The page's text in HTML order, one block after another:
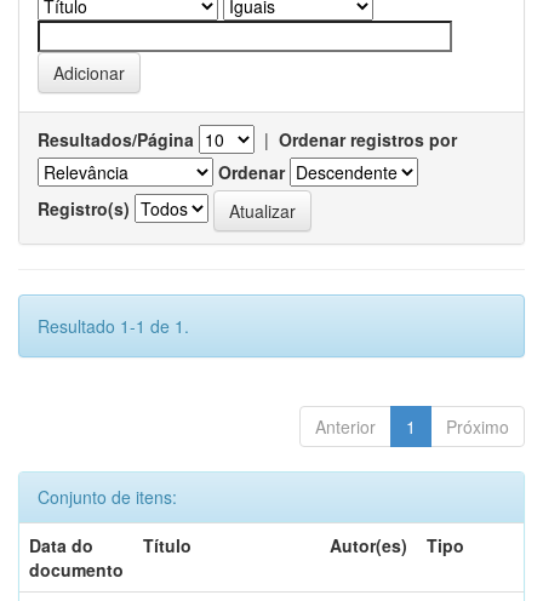
Resultados/Página | Ordenar registros por
Ordenar
Registro(s)
Resultado 1-1 de 1.
Anterior 1 Próximo
Conjunto de itens:
Data do
documento
Título Autor(es) Tipo